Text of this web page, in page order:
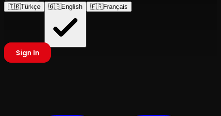
🇹🇷Türkçe 🇬🇧English 🇫🇷Français
Sign In